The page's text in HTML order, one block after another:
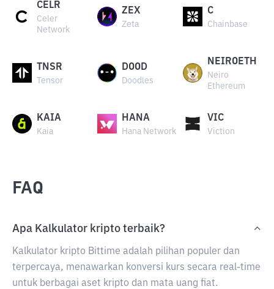
CELR
Celer
Network
ZEX
Zeta
C
Chainbase
TNSR
Tensor
DOOD
Doodles
NEIROETH
Neiro
Ethereum
KAIA
Kaia
HANA
Hana Network
VIC
Viction
FAQ
Apa Kalkulator kripto terbaik?
Kalkulator kripto Bittime adalah pilihan populer dan
terpercaya, menawarkan konversi kurs secara real-time
untuk berbagai aset kripto dan mata uang fiat.